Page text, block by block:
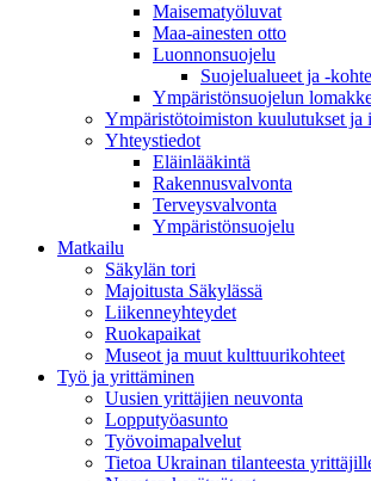
Maisematyöluvat
Maa-ainesten otto
Luonnonsuojelu
Suojelualueet ja -
Ympäristönsuojelun
Ympäristötoimiston kuulutukset ja
Yhteystiedot
Eläinlääkintä
Rakennusvalvonta
Terveysvalvonta
Ympäristönsuojelu
Mat­kailu
Säkylän tori
Majoitusta Säkylässä
Liikenneyhteydet
Ruokapaikat
Museot ja muut kulttuurikohteet
Työ ja yrittä­minen
Uusien yrittäjien neuvonta
Lopputyöasunto
Työvoimapalvelut
Tietoa Ukrainan tilanteesta